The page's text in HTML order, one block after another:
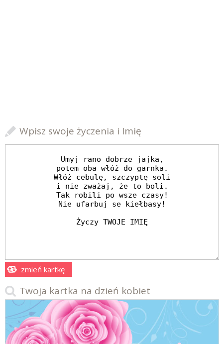
Wpisz swoje życzenia i Imię
zmień kartkę
Twoja kartka na dzień kobiet